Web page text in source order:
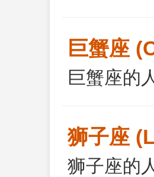
巨蟹座
巨蟹座的
狮子座
狮子座的